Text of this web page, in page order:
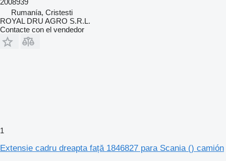
Rumanía, Cristesti
ROYAL DRU AGRO S.R.L.
Contacte con el vendedor
1
Extensie cadru dreapta față 1846827 para Scania () camión